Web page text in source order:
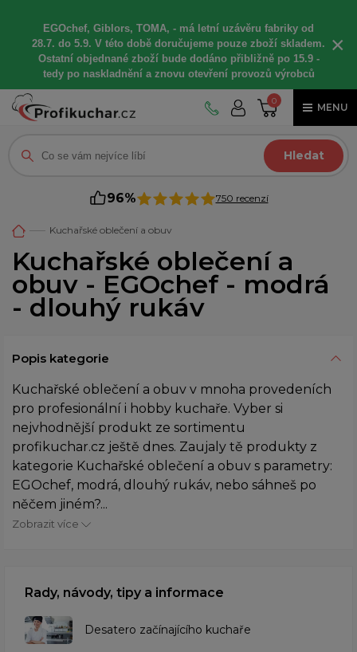
EGOchef, Giblors, TOMA, - má letní uzávěru fabriky od
28.7. do 5.9. V této době doručujeme pouze zboží skladem.
Ostatní objednané zboží bude dodáno přibližně po 15.9 -
tedy po naskladnění a znovu otevření provozů výrobců
×
0
MENU
Hledat
96% 750 recenzí
Kuchařské oblečení a obuv
Kuchařské oblečení a
obuv - EGOchef - modrá
- dlouhý rukáv
Popis kategorie
Kuchařské oblečení a obuv v mnoha provedeních
pro profesionální i hobby kuchaře. Vyber si
nejvhodnější produkt ze sortimentu
profikuchar.cz ještě dnes. Zaujaly tě produkty z
kategorie Kuchařské oblečení a obuv s parametry:
EGOchef, modrá, dlouhý rukáv, nebo sáhneš po
něčem jiném?...
Zobrazit více
Rady, návody, tipy a informace
Desatero začínajícího kuchaře